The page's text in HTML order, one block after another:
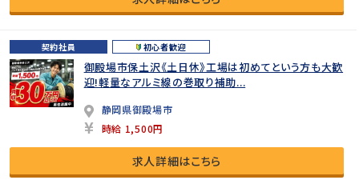
契約社員 初心者歓迎
御殿場市保土沢《土日休》工場は初めてという方も大歓
迎!軽量なアルミ線の巻取り補助...
静岡県御殿場市
時給 1,500円
求人詳細はこちら